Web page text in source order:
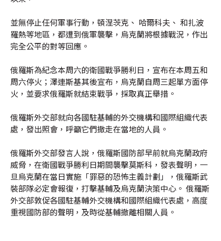
並無停止任何軍事行動，頓涅茨克、 哈爾科夫、 和扎波
羅熱等地區，都遭到俄軍襲擊，烏克蘭將根據戰況，作出
完全公平的對等回應。
俄羅斯為紀念本周六的衛國戰爭勝利日，宣布在本周五和
周六停火；澤連斯基其後宣布，烏克蘭自周三起單方面停
火，並要求俄羅斯就結束戰爭，採取真正舉措。
俄羅斯外交部就向各國駐基輔的外交機構和國際組織代表
處，發出照會，呼籲它們撤走在當地的人員。
俄羅斯外交部發言人說，俄羅斯國防部早前就烏克蘭政府
威脅，在衛國戰爭勝利日期間襲擊莫斯科，發表聲明，一
旦烏克蘭在當日實施「罪惡的恐怖主義計劃」，俄羅斯武
裝部隊必定會報復，打擊基輔及烏克蘭決策中心。 俄羅斯
外交部敦促各國駐基輔外交機構和國際組織代表處，高度
重視國防部的聲明，及時從基輔撤離相關人員。